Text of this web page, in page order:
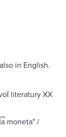
in English.
literatury XX
moneta" /